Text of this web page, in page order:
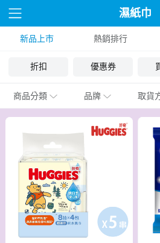
濕紙巾
新品上市 熱銷排行
折扣 優惠券
商品分類 品牌 取貨